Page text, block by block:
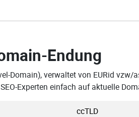
Endung
Domain), verwaltet von EURid
Experten einfach auf aktuelle
ccTLD